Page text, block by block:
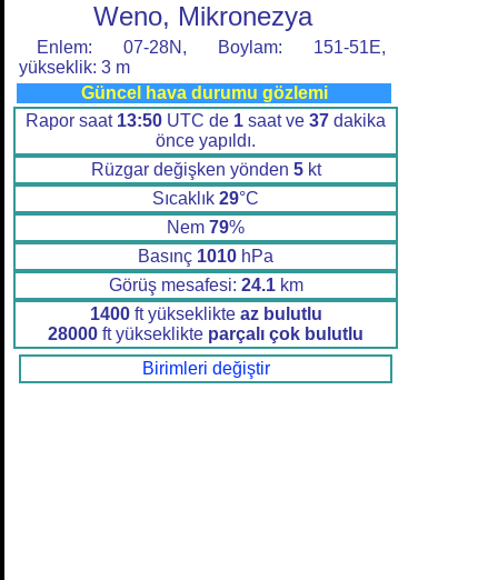
Weno, Mikronezya
Enlem: 07-28N, Boylam: 151-51E,
yükseklik: 3 m
Güncel hava durumu gözlemi
Rapor saat 13:50 UTC de 1 saat ve 37 dakika
önce yapıldı.
Rüzgar değişken yönden 5kt
Sıcaklık 29°C
Nem 79%
Basınç 1010 hPa
Görüş mesafesi: 24.1km
1400ft yükseklikte az bulutlu
28000 ft yükseklikte parçalı çok bulutlu
Birimleri değiştir